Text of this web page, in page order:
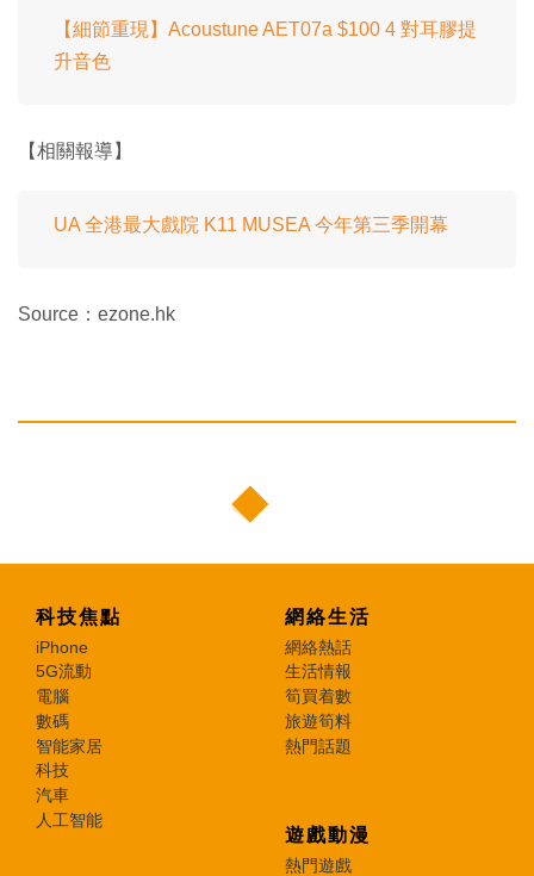
【細節重現】Acoustune AET07a $100 4 對耳膠提
升音色
【相關報導】
UA 全港最大戲院 K11 MUSEA 今年第三季開幕
Source：ezone.hk
科技焦點
iPhone
5G流動
電腦
數碼
智能家居
科技
汽車
人工智能
網絡生活
網絡熱話
生活情報
筍買着數
旅遊筍料
熱門話題
遊戲動漫
熱門遊戲